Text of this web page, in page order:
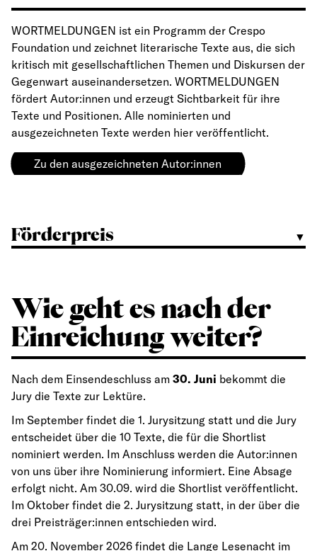
WORTMELDUNGEN ist ein Programm der Crespo
Foundation und zeichnet literarische Texte aus, die sich
kritisch mit gesellschaftlichen Themen und Diskursen der
Gegenwart auseinandersetzen. WORTMELDUNGEN
fördert Autor:innen und erzeugt Sichtbarkeit für ihre
Texte und Positionen. Alle nominierten und
ausgezeichneten Texte werden hier veröffentlicht.
Zu den ausgezeichneten Autor:innen
Förderpreis ▼
Wie geht es nach der
Einreichung weiter?
Nach dem Einsendeschluss am 30. Juni bekommt die
Jury die Texte zur Lektüre.
Im September findet die 1. Jurysitzung statt und die Jury
entscheidet über die 10 Texte, die für die Shortlist
nominiert werden. Im Anschluss werden die Autor:innen
von uns über ihre Nominierung informiert. Eine Absage
erfolgt nicht. Am 30.09. wird die Shortlist veröffentlicht.
Im Oktober findet die 2. Jurysitzung statt, in der über die
drei Preisträger:innen entschieden wird.
Am 20. November 2026 findet die Lange Lesenacht im